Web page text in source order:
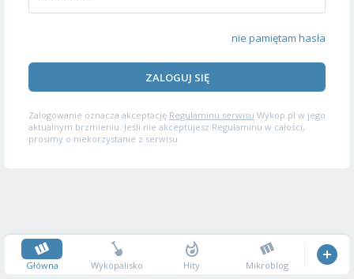
nie pamiętam hasła
ZALOGUJ SIĘ
Zalogowanie oznacza akceptację Regulaminu serwisu Wykop.pl w jego
aktualnym brzmieniu. Jeśli nie akceptujesz Regulaminu w całości,
prosimy o niekorzystanie z serwisu.
Główna Wykopalisko Hity Mikroblog